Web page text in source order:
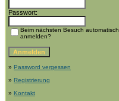
Passwort:
Beim nächsten Besuch automatisch
anmelden?
» Password vergessen
» Registrierung
» Kontakt